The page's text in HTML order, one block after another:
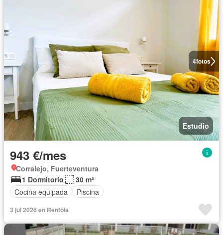
4fotos
Estudio
943 €/mes
Corralejo, Fuerteventura
1 Dormitorio
30 m²
Cocina equipada
Piscina
3 jul 2026 en Rentola